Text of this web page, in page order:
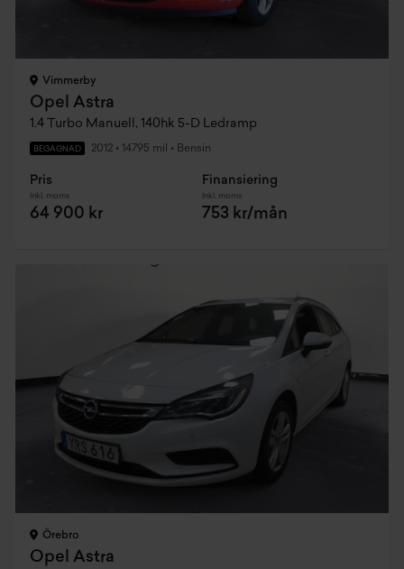
Vimmerby
Opel Astra
1.4 Turbo Manuell, 140hk 5-D Ledramp
BEGAGNAD 2012 • 14795 mil • Bensin
Pris
Inkl. moms
64 900 kr
Finansiering
Inkl. moms
753 kr/mån
Örebro
Opel Astra